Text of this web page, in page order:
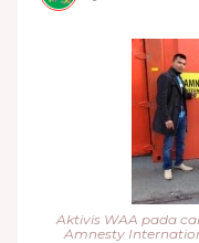
Aktivis WAA pada
Amnesty